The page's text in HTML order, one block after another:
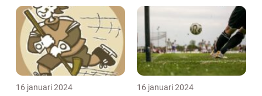
16 januari 2024 16 januari 2024